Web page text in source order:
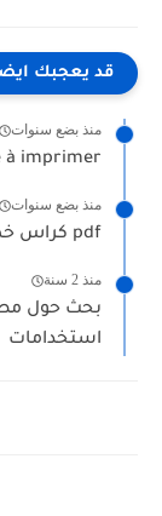
قد يعجبك
منذ بضع سنوات
à imprimer
منذ بضع سنوات
كراس خط فرنسية رائعة pdf
منذ 2 سنة
بحث حول
استخدامات